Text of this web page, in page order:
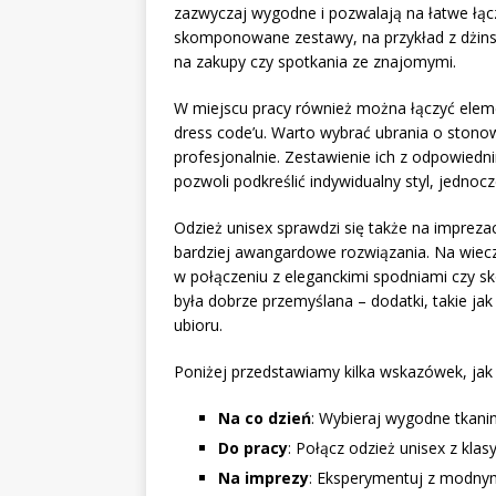
zazwyczaj wygodne i pozwalają na łatwe
skomponowane zestawy, na przykład z
na zakupy czy spotkania ze znajomymi.
W miejscu pracy również można łączyć
dress code’u. Warto wybrać ubrania o
profesjonalnie. Zestawienie ich z
pozwoli podkreślić indywidualny styl,
Odzież unisex sprawdzi się także na
bardziej awangardowe rozwiązania. Na
w połączeniu z eleganckimi spodniami czy
była dobrze przemyślana – dodatki, takie
ubioru.
Poniżej przedstawiamy kilka wskazówek,
Na co dzień: Wybieraj wygodne
Do pracy: Połącz odzież unisex z
Na imprezy: Eksperymentuj z